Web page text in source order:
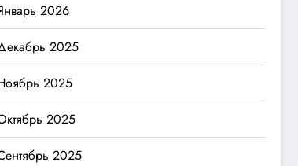
2026
2025
2025
2025
2025